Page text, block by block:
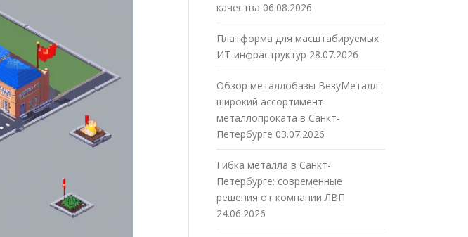
качества 06.08.2026
Платформа для масштабируемых
ИТ-инфраструктур 28.07.2026
Обзор металлобазы ВезуМеталл:
широкий ассортимент
металлопроката в Санкт-
Петербурге 03.07.2026
Гибка металла в Санкт-
Петербурге: современные
решения от компании ЛВП
24.06.2026